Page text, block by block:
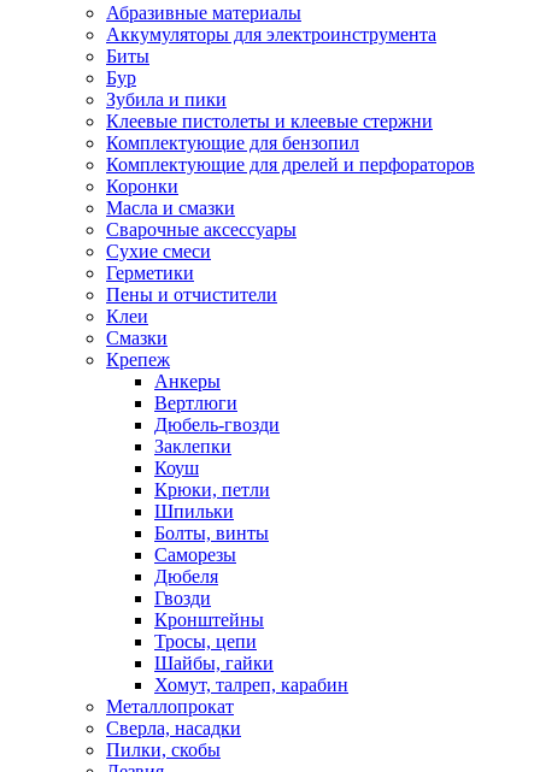
Абразивные материалы
Аккумуляторы для электроинструмента
Биты
Бур
Зубила и пики
Клеевые пистолеты и клеевые стержни
Комплектующие для бензопил
Комплектующие для дрелей и перфораторов
Коронки
Масла и смазки
Сварочные аксессуары
Сухие смеси
Герметики
Пены и отчистители
Клеи
Смазки
Крепеж
Анкеры
Вертлюги
Дюбель-гвозди
Заклепки
Коуш
Крюки, петли
Шпильки
Болты, винты
Саморезы
Дюбеля
Гвозди
Кронштейны
Тросы, цепи
Шайбы, гайки
Хомут, талреп, карабин
Металлопрокат
Сверла, насадки
Пилки, скобы